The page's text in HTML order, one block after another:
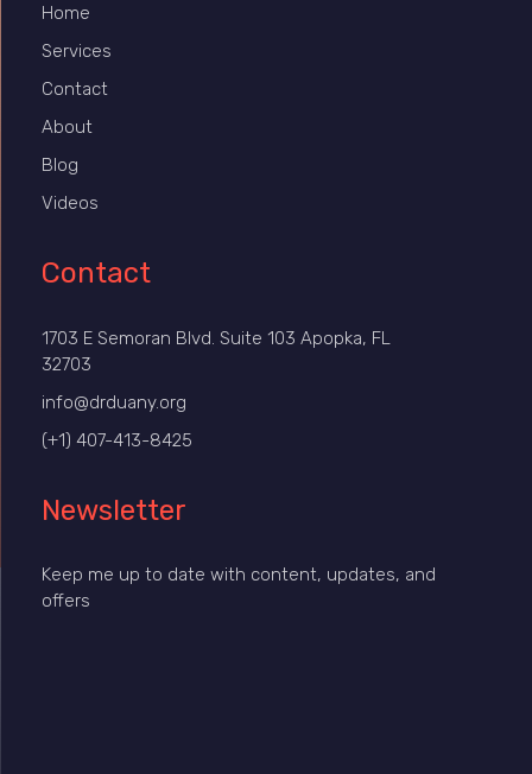
Home
Services
Contact
About
Blog
Videos
Contact
1703 E Semoran Blvd. Suite 103 Apopka, FL
32703
info@drduany.org
(+1) 407-413-8425
Newsletter
Keep me up to date with content, updates, and
offers